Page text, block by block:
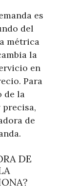
es
del
métrica
la
en
Para
de la
precisa,
de
DE